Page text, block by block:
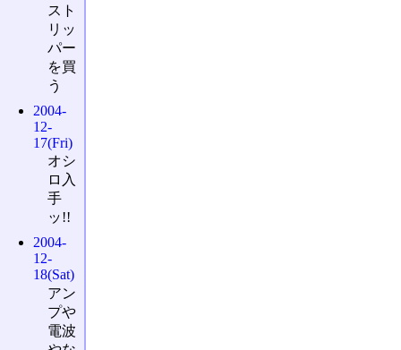
スト
リッ
パー
を買
う
2004-
12-
17(Fri)
オシ
ロ入
手
ッ!!
2004-
12-
18(Sat)
アン
プや
電波